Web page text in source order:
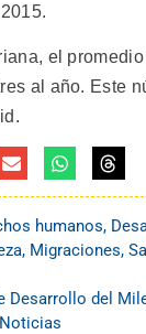
el
al año. Este
humanos,
, Migraciones,
Desarrollo del